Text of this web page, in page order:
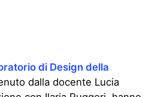
di Design della
dalla docente Lucia